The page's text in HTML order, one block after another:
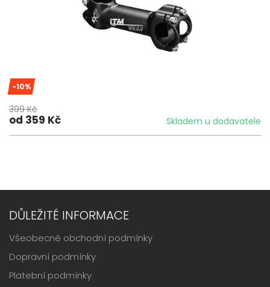
-10%
399 Kč
od 359 Kč Skladem u dodavatele
DŮLEŽITÉ INFORMACE
Všeobecné obchodní podmínky
Dopravní podmínky
Platební podmínky